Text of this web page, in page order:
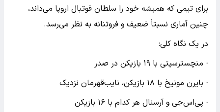
برای تیمی که همیشه خود را سلطان فوتبال اروپا می‌داند،
چنین آماری نسبتاً ضعیف و فروتنانه به نظر می‌رسد.
در یک نگاه کلی:
· منچسترسیتی با ۱۹ بازیکن در صدر
· بایرن مونیخ با ۱۸ بازیکن، نایب‌قهرمان نزدیک
· پی‌اس‌جی و آرسنال هر کدام با ۱۶ بازیکن